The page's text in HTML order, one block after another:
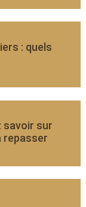
: quels
savoir sur
repasser